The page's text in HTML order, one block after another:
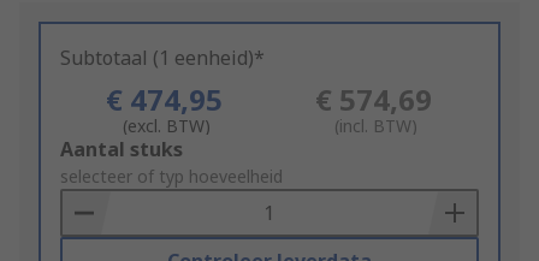
Subtotaal (1 eenheid)*
€ 474,95
(excl. BTW)
€ 574,69
(incl. BTW)
Add
to
Basket
Aantal stuks
selecteer of typ hoeveelheid